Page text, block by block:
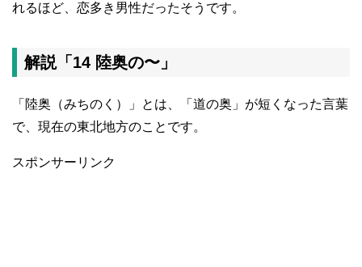
れるほど、恋多き男性だったそうです。
解説「14 陸奥の〜」
「陸奥（みちのく）」とは、「道の奥」が短くなった言葉
で、現在の東北地方のことです。
スポンサーリンク